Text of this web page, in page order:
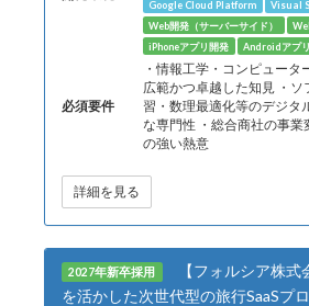
Google Cloud Platform Visual
Web開発（サーバーサイド）
iPhoneアプリ開発
Androidアプ
必須要件
・情報工学・コンピュータ
広範かつ卓越した知見 ・
習・数理最適化等のデジタ
な専門性 ・総合商社の事
の強い熱意
詳細を見る
2027年新卒採用
【フォルシア株
を活かした次世代型の旅行SaaSプ